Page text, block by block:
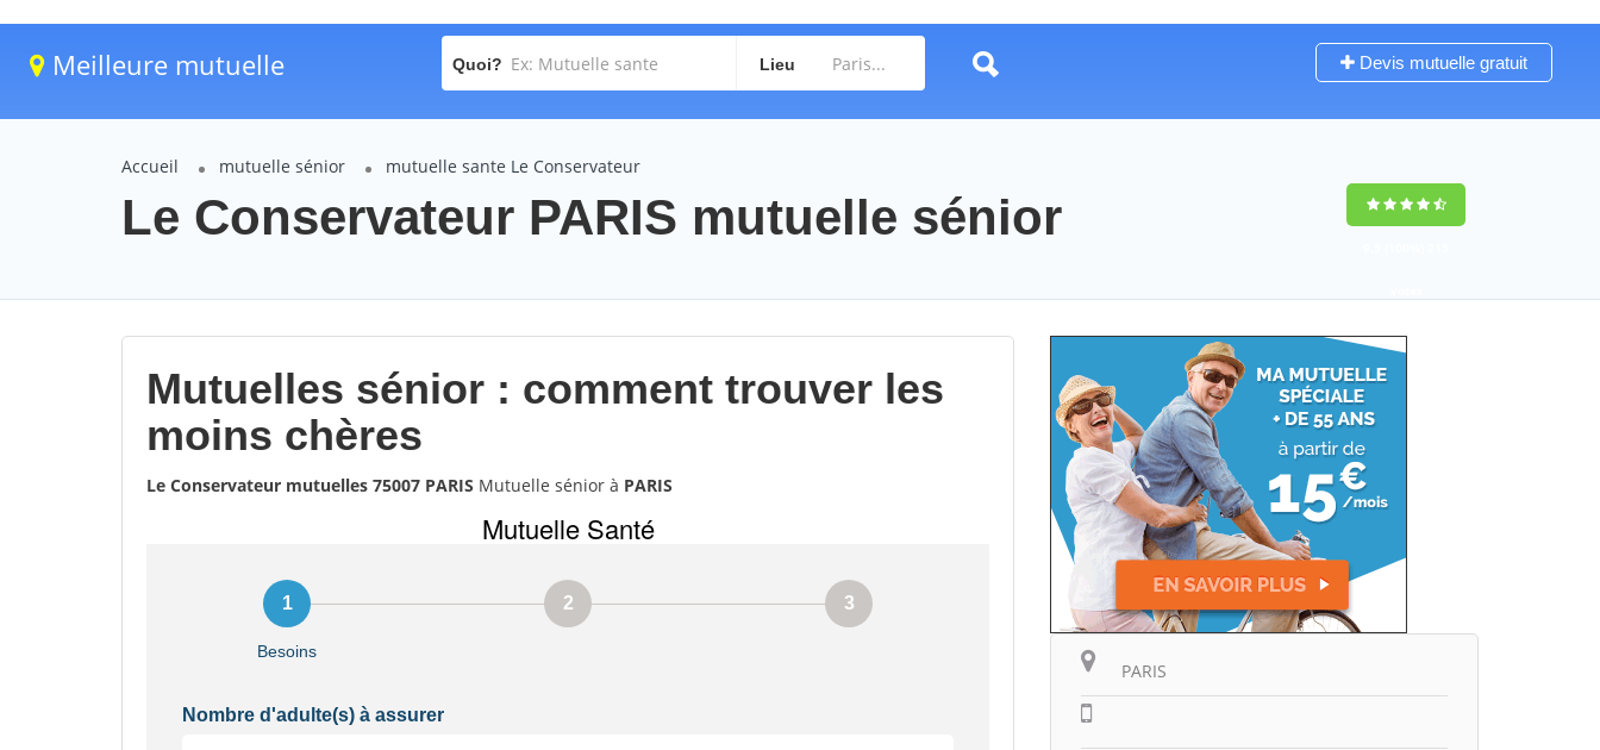
Meilleure mutuelle Quoi? Lieu Devis mutuelle gratuit
Accueil mutuelle sénior mutuelle sante Le Conservateur
Le Conservateur PARIS mutuelle sénior
Mutuelles sénior : comment trouver les
moins chères
Le Conservateur mutuelles 75007 PARIS Mutuelle sénior à PARIS
PARIS